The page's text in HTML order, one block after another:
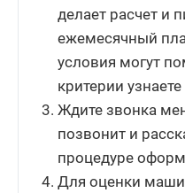
делает расчет и
ежемесячный
условия могут
критерии
Ждите звонка
позвонит и
процедуре
Для оценки